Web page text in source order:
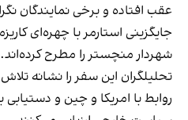
عقب افتاده و برخی نمایندگان
جایگزینی استارمر با چهره‌ای
شهردار منچستر را مطرح کرده‌اند.
تحلیلگران این سفر را نشانه تلاش
روابط با امریکا و چین و